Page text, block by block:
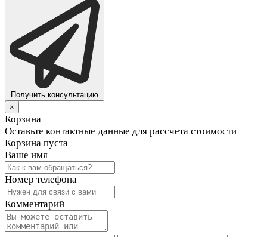
Получить консультацию
×
Корзина
Оставьте контактные данные для рассчета стоимости
Корзина пуста
Ваше имя
Номер телефона
Комментарий